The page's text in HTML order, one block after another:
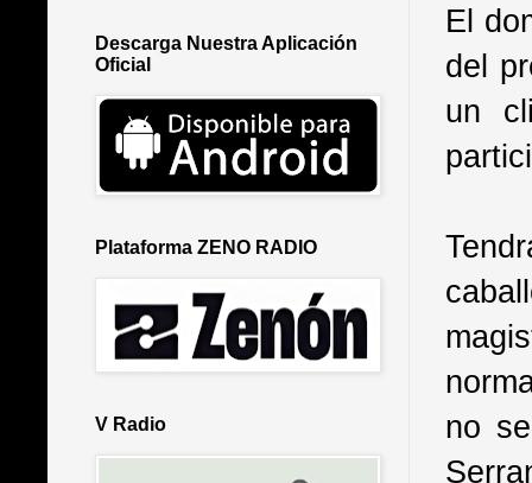
El
del
un
no
Descarga Nuestra Aplicación
Oficial
Plataforma ZENO RADIO
V Radio